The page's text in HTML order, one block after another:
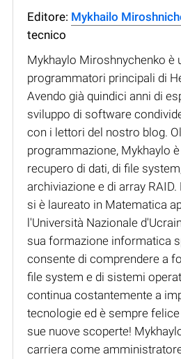
Editore: Mykhailo
tecnico
Mykhaylo Miroshnychenko è
programmatori principali di
Avendo già quindici anni di
sviluppo di software
con i lettori del nostro blog.
programmazione, Mykhaylo
recupero di dati, di file
archiviazione e di array
si è laureato in Matematica
l'Università Nazionale
sua formazione informatica
consente di comprendere a
file system e di sistemi
continua costantemente a
tecnologie ed è sempre
sue nuove scoperte!
carriera come